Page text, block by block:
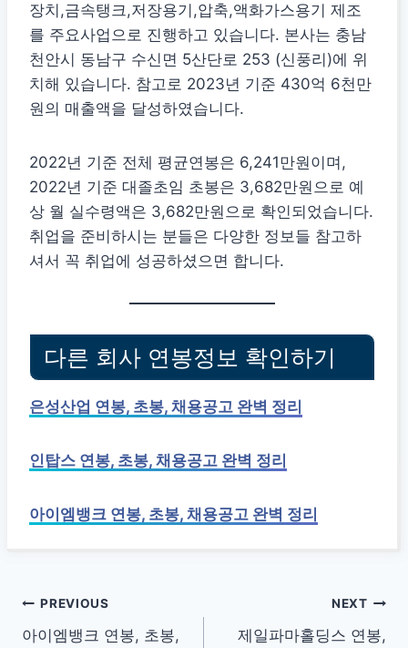
장치,금속탱크,저장용기,압축,액화가스용기 제조
를 주요사업으로 진행하고 있습니다. 본사는 충남
천안시 동남구 수신면 5산단로 253 (신풍리)에 위
치해 있습니다. 참고로 2023년 기준 430억 6천만
원의 매출액을 달성하였습니다.
2022년 기준 전체 평균연봉은 6,241만원이며,
2022년 기준 대졸초임 초봉은 3,682만원으로 예
상 월 실수령액은 3,682만원으로 확인되었습니다.
취업을 준비하시는 분들은 다양한 정보들 참고하
셔서 꼭 취업에 성공하셨으면 합니다.
다른 회사 연봉정보 확인하기
은성산업 연봉, 초봉, 채용공고 완벽 정리
인탑스 연봉, 초봉, 채용공고 완벽 정리
아이엠뱅크 연봉, 초봉, 채용공고 완벽 정리
글PREVIOUS
아이엠뱅크 연봉, 초봉,
NEXT
제일파마홀딩스 연봉,